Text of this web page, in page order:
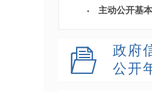
主动公开基
政府
公开